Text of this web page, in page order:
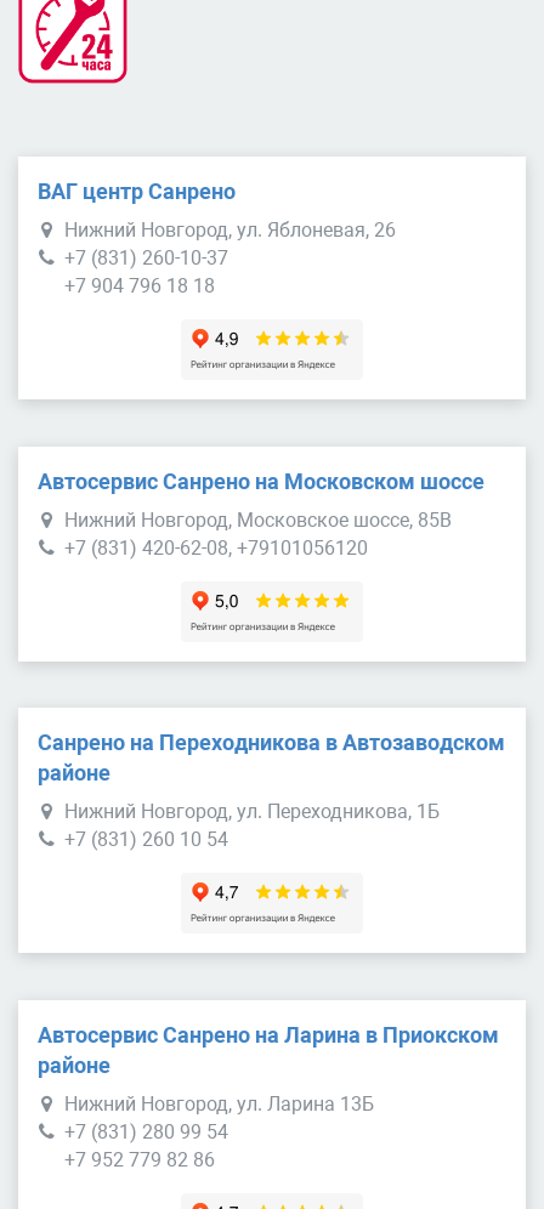
ВАГ центр Санрено
Нижний Новгород, ул. Яблоневая, 26
+7 (831) 260-10-37
+7 904 796 18 18
Автосервис Санрено на Московском шоссе
Нижний Новгород, Московское шоссе, 85В
+7 (831) 420-62-08, +79101056120
Санрено на Переходникова в Автозаводском
районе
Нижний Новгород, ул. Переходникова, 1Б
+7 (831) 260 10 54
Автосервис Санрено на Ларина в Приокском
районе
Нижний Новгород, ул. Ларина 13Б
+7 (831) 280 99 54
+7 952 779 82 86